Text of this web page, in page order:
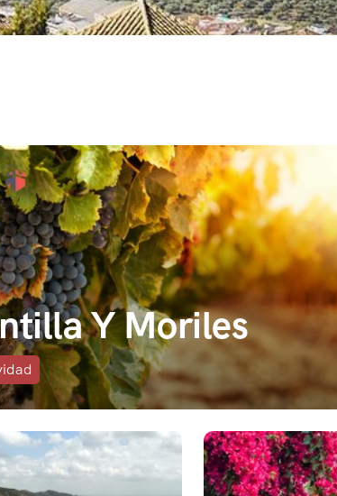
Y Moriles